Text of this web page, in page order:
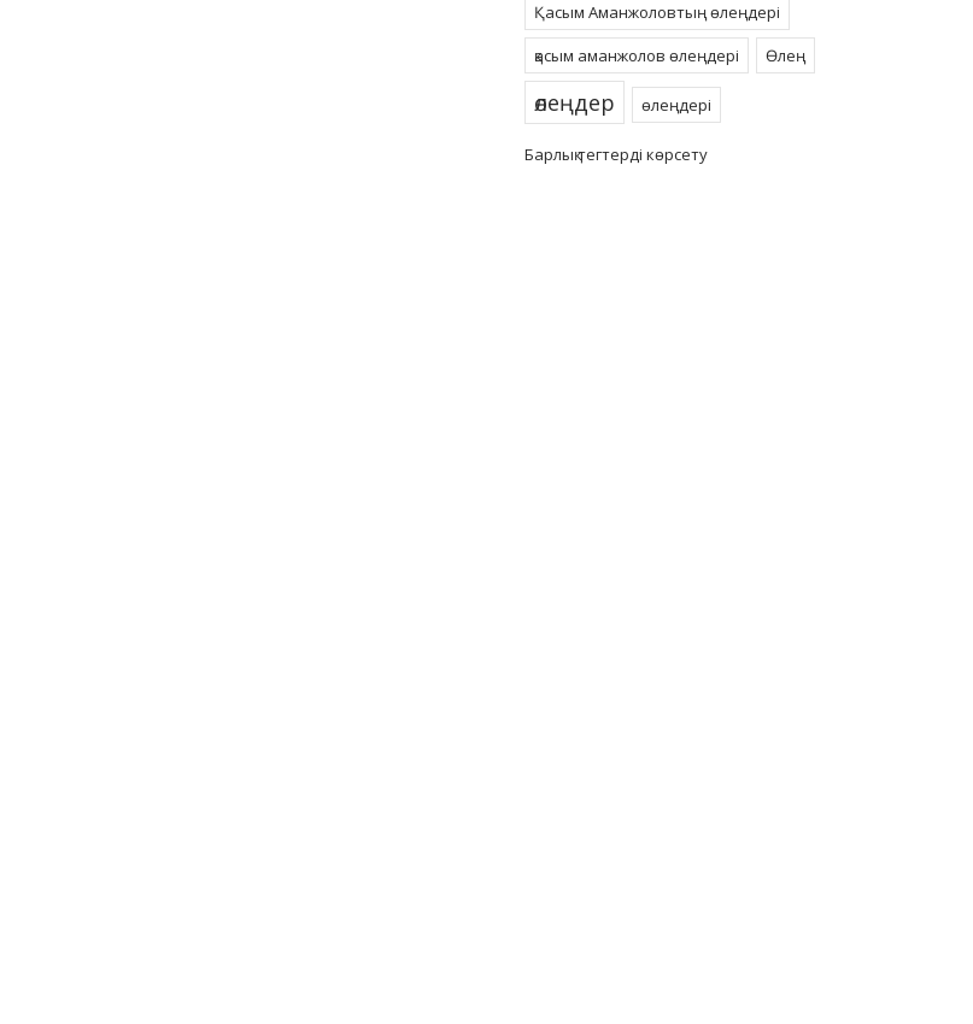
Қасым Аманжоловтың өлеңдері
қасым аманжолов өлеңдері
Өлең
өлеңдер өлеңдері
Барлық тегтерді көрсету